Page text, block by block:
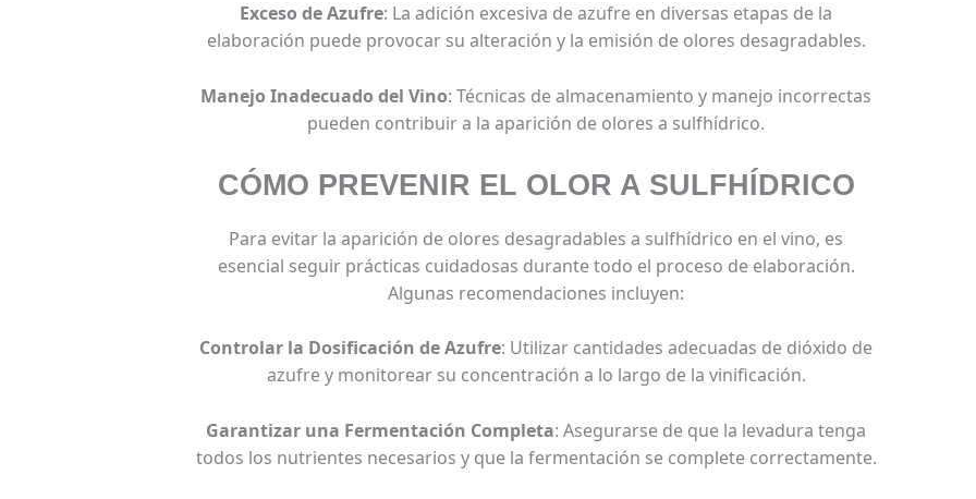
Exceso de Azufre: La adición excesiva de azufre en diversas etapas de la
elaboración puede provocar su alteración y la emisión de olores desagradables.
Manejo Inadecuado del Vino: Técnicas de almacenamiento y manejo incorrectas
pueden contribuir a la aparición de olores a sulfhídrico.
CÓMO PREVENIR EL OLOR A SULFHÍDRICO
Para evitar la aparición de olores desagradables a sulfhídrico en el vino, es
esencial seguir prácticas cuidadosas durante todo el proceso de elaboración.
Algunas recomendaciones incluyen:
Controlar la Dosificación de Azufre: Utilizar cantidades adecuadas de dióxido de
azufre y monitorear su concentración a lo largo de la vinificación.
Garantizar una Fermentación Completa: Asegurarse de que la levadura tenga
todos los nutrientes necesarios y que la fermentación se complete correctamente.